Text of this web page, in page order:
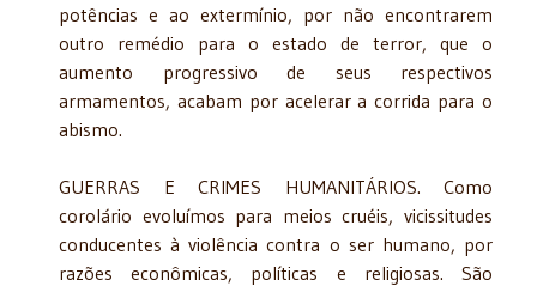
potências e ao extermínio, por não encontrarem
outro remédio para o estado de terror, que o
aumento progressivo de seus respectivos
armamentos, acabam por acelerar a corrida para o
abismo.
GUERRAS E CRIMES HUMANITÁRIOS. Como
corolário evoluímos para meios cruéis, vicissitudes
conducentes à violência contra o ser humano, por
razões econômicas, políticas e religiosas. São